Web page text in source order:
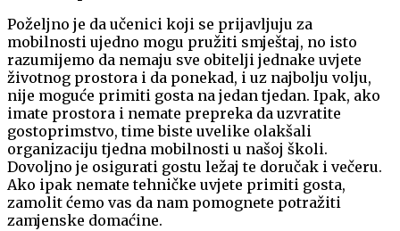
Poželjno je da učenici koji se prijavljuju za
mobilnosti ujedno mogu pružiti smještaj, no isto
razumijemo da nemaju sve obitelji jednake uvjete
životnog prostora i da ponekad, i uz najbolju volju,
nije moguće primiti gosta na jedan tjedan. Ipak, ako
imate prostora i nemate prepreka da uzvratite
gostoprimstvo, time biste uvelike olakšali
organizaciju tjedna mobilnosti u našoj školi.
Dovoljno je osigurati gostu ležaj te doručak i večeru.
Ako ipak nemate tehničke uvjete primiti gosta,
zamolit ćemo vas da nam pomognete potražiti
zamjenske domaćine.